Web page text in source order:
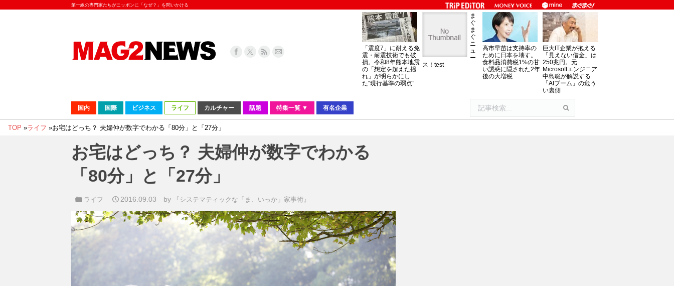
第一線の専門家たちがニッポンに「なぜ？」を問いかける
「震度7」に耐える免
震・耐震技術でも破
損。令和8年熊本地震
の「想定を超えた揺
れ」が明らかにし
た“現行基準の弱点”
ま
ぐ
ま
ぐ
ニ
ュ
ー
ス！test
高市早苗は支持率の
ために日本を壊す。
食料品消費税1%の甘
い誘惑に隠された2年
後の大増税
巨大IT企業が抱える
「見えない借金」は
250兆円。元
Microsoftエンジニア
中島聡が解説する
「AIブーム」の危う
い裏側
国内 国際 ビジネス ライフ カルチャー 話題 特集一覧 ▼ 有名企業
TOP »ライフ »お宅はどっち？ 夫婦仲が数字でわかる「80分」と「27分」
お宅はどっち？ 夫婦仲が数字でわかる
「80分」と「27分」
ライフ 2016.09.03 by 『システマティックな「ま、いっか」家事術』